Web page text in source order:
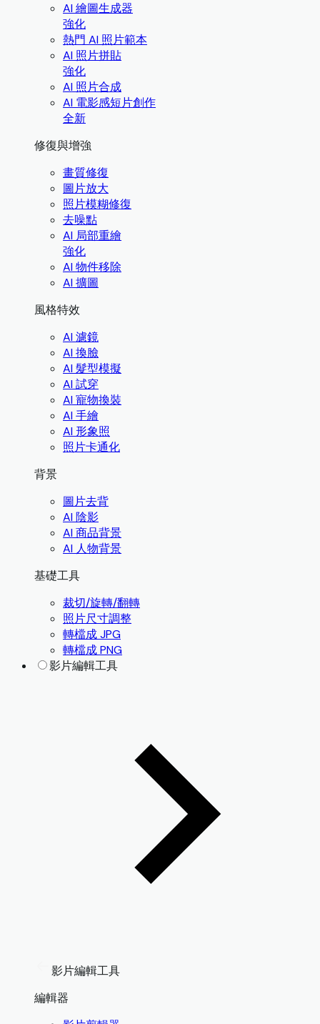
AI 繪圖生成器
強化
熱門 AI 照片範本
AI 照片拼貼
強化
AI 照片合成
AI 電影感短片創作
全新
修復與增強
畫質修復
圖片放大
照片模糊修復
去噪點
AI 局部重繪
強化
AI 物件移除
AI 擴圖
風格特效
AI 濾鏡
AI 換臉
AI 髮型模擬
AI 試穿
AI 寵物換裝
AI 手繪
AI 形象照
照片卡通化
背景
圖片去背
AI 陰影
AI 商品背景
AI 人物背景
基礎工具
裁切/旋轉/翻轉
照片尺寸調整
轉檔成 JPG
轉檔成 PNG
影片編輯工具
影片編輯工具
編輯器